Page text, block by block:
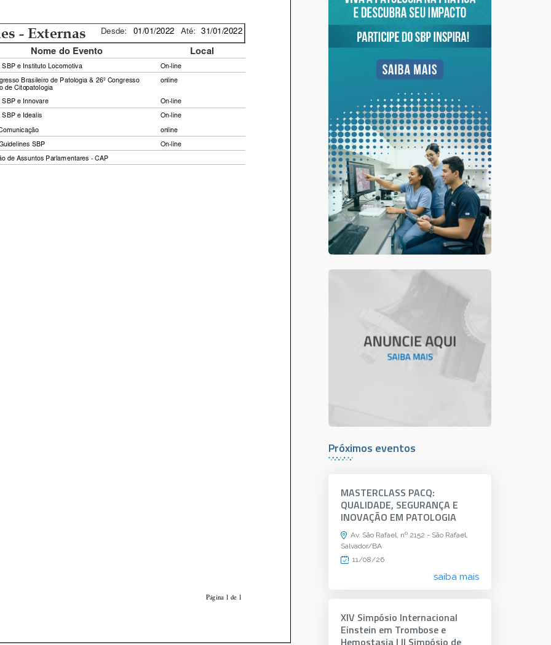
Próximos eventos
MASTERCLASS PACQ:
QUALIDADE, SEGURANÇA E
INOVAÇÃO EM PATOLOGIA
Av. São Rafael, nº 2152 - São Rafael,
Salvador/BA
11/08/26
saiba mais
XIV Simpósio Internacional
Einstein em Trombose e
Hemostasia | II Simpósio de